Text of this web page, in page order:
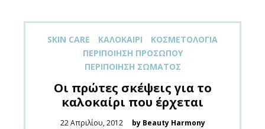
SKIN CARE ΚΑΛΟΚΑΊΡΙ
ΚΟΣΜΕΤΟΛΟΓΊΑ
ΠΕΡΙΠΟΊΗΣΗ ΠΡΟΣΏΠΟΥ
ΠΕΡΙΠΟΊΗΣΗ ΣΏΜΑΤΟΣ
Οι πρώτες σκέψεις για το
καλοκαίρι που έρχεται
Posted
22 Απριλίου, 2012 by Beauty Harmony